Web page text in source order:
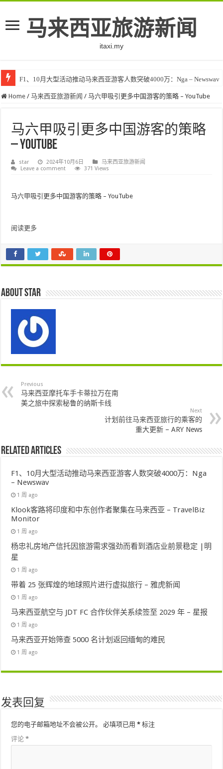
马来西亚旅游新闻
itaxi.my
F1、10月大型活动推动马来西亚游客人数突破4000万：Nga – Newswav
Home / 马来西亚旅游新闻 / 马六甲吸引更多中国游客的策略 – YouTube
马六甲吸引更多中国游客的策略
– YouTube
star 2024年10月6日
马来西亚旅游新闻
Leave a comment
371 Views
马六甲吸引更多中国游客的策略 – YouTube
阅读更多
About star
Previous
马来西亚摩托车手卡蒂拉万在南
美之旅中探索秘鲁的纳斯卡线
Next
计划前往马来西亚旅行的乘客的
重大更新 – ARY News
Related Articles
F1、10月大型活动推动马来西亚游客人数突破4000万：Nga
– Newswav
1 周 ago
Klook客路将印度和中东创作者聚集在马来西亚 – TravelBiz
Monitor
1 周 ago
杨忠礼房地产信托因旅游需求强劲而看到酒店业前景稳定 |明
星
1 周 ago
带着 25 张辉煌的地球照片进行虚拟旅行 – 雅虎新闻
1 周 ago
马来西亚航空与 JDT FC 合作伙伴关系续签至 2029 年 – 星报
1 周 ago
马来西亚开始筛查 5000 名计划返回缅甸的难民
1 周 ago
发表回复
您的电子邮箱地址不会被公开。 必填项已用* 标注
评论*